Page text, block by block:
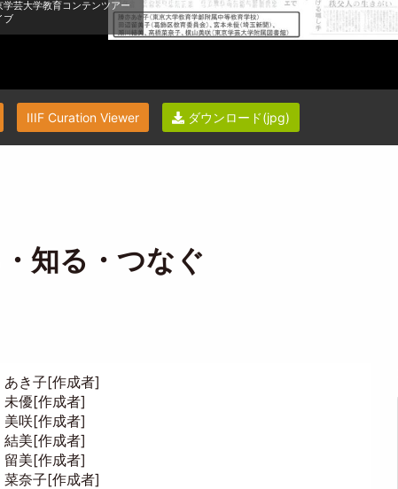
IIIF Curation Viewer ダウンロード(jpg)
知る・つなぐ
あき子[作成者]
未優[作成者]
美咲[作成者]
結美[作成者]
留美[作成者]
菜奈子[作成者]